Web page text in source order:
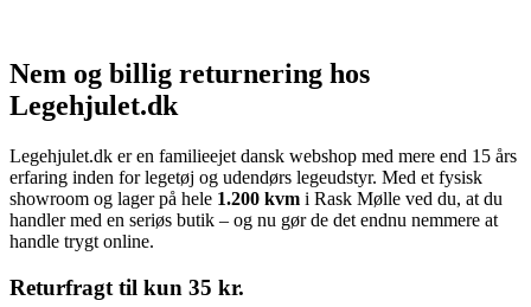
Nem og billig returnering hos
Legehjulet.dk
Legehjulet.dk er en familieejet dansk webshop med mere end 15 års
erfaring inden for legetøj og udendørs legeudstyr. Med et fysisk
showroom og lager på hele 1.200 kvm i Rask Mølle ved du, at du
handler med en seriøs butik – og nu gør de det endnu nemmere at
handle trygt online.
Returfragt til kun 35 kr.